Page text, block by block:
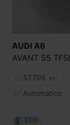
AUDI A6
57.705 km
Automático
ECO